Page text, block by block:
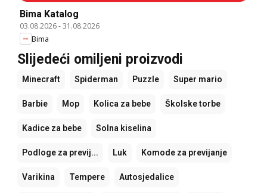
Bima Katalog
03.08.2026-31.08.2026
Bima
Slijedeći omiljeni proizvodi
Minecraft Spiderman Puzzle Super mario
Barbie Mop Kolica za bebe Školske torbe
Kadice za bebe Solna kiselina
Podloge za previj... Luk Komode za previjanje
Varikina Tempere Autosjedalice